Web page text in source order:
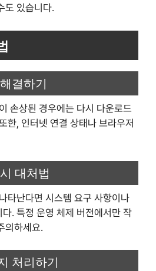
도 있습니다.
결하기
손상된 경우에는 다시 다운로드
한, 인터넷 연결 상태나 브라우저
대처법
타난다면 시스템 요구 사항이나
. 특정 운영 체제 버전에서만 작
의하세요.
처리하기